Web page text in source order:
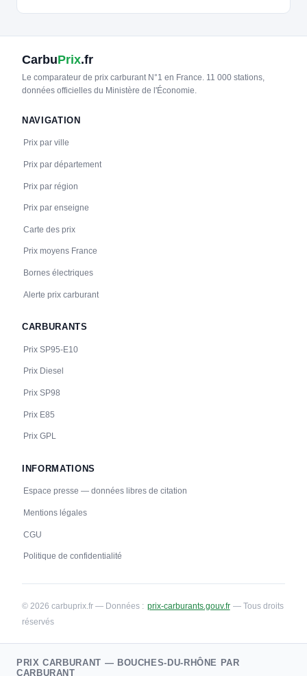
CarbuPrix.fr
Le comparateur de prix carburant N°1 en France. 11 000 stations,
données officielles du Ministère de l'Économie.
NAVIGATION
Prix par ville
Prix par département
Prix par région
Prix par enseigne
Carte des prix
Prix moyens France
Bornes électriques
Alerte prix carburant
CARBURANTS
Prix SP95-E10
Prix Diesel
Prix SP98
Prix E85
Prix GPL
INFORMATIONS
Espace presse — données libres de citation
Mentions légales
CGU
Politique de confidentialité
© 2026 carbuprix.fr — Données : prix-carburants.gouv.fr — Tous droits
réservés
PRIX CARBURANT — BOUCHES-DU-RHÔNE PAR
CARBURANT